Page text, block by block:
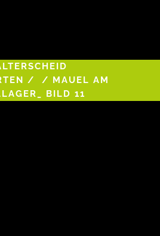
/ / MAUEL AM
BILD 11